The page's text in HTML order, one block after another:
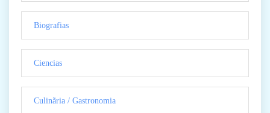
Biografias
Ciencias
Culinãria / Gastronomia